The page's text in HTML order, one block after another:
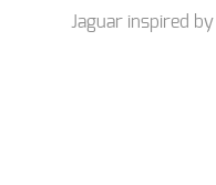
Jaguar inspired by